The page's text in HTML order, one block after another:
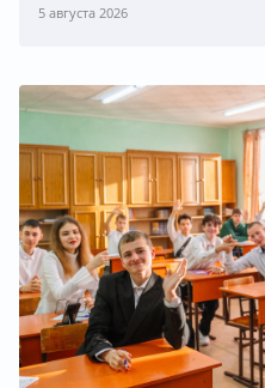
5 августа 2026